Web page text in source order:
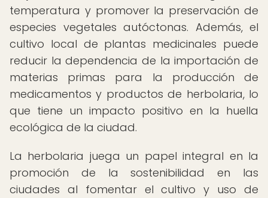
temperatura y promover la preservación de
especies vegetales autóctonas. Además, el
cultivo local de plantas medicinales puede
reducir la dependencia de la importación de
materias primas para la producción de
medicamentos y productos de herbolaria, lo
que tiene un impacto positivo en la huella
ecológica de la ciudad.
La herbolaria juega un papel integral en la
promoción de la sostenibilidad en las
ciudades al fomentar el cultivo y uso de